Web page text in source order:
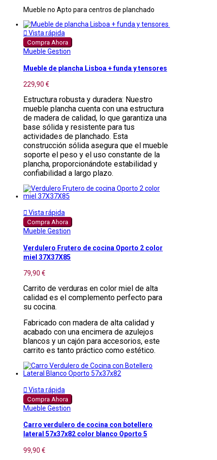
Mueble no Apto para centros de planchado
 Vista rápida
Compra Ahora
Mueble Gestion
Mueble de plancha Lisboa + funda y tensores
229,90 €
Estructura robusta y duradera: Nuestro
mueble plancha cuenta con una estructura
de madera de calidad, lo que garantiza una
base sólida y resistente para tus
actividades de planchado. Esta
construcción sólida asegura que el mueble
soporte el peso y el uso constante de la
plancha, proporcionándote estabilidad y
confiabilidad a largo plazo.
 Vista rápida
Compra Ahora
Mueble Gestion
Verdulero Frutero de cocina Oporto 2 color
miel 37X37X85
79,90 €
Carrito de verduras en color miel de alta
calidad es el complemento perfecto para
su cocina.
Fabricado con madera de alta calidad y
acabado con una encimera de azulejos
blancos y un cajón para accesorios, este
carrito es tanto práctico como estético.
 Vista rápida
Compra Ahora
Mueble Gestion
Carro verdulero de cocina con botellero
lateral 57x37x82 color blanco Oporto 5
99,90 €